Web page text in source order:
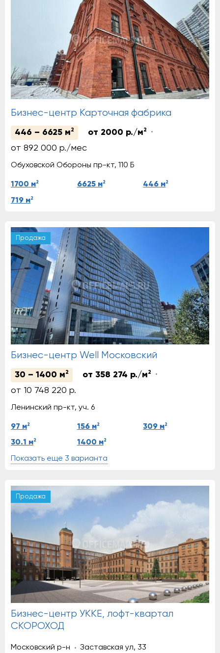
Бизнес-центр Карточная фабрика
446 – 6625 м 2 от 2000 р./м 2
от 892 000 р./мес
Обуховской Обороны пр-кт, 110 Б
1700 м2 6625 м2 446 м2
719 м2
Продажа
Бизнес-центр Well Московский
30 – 1400 м 2 от 358 274 р./м 2
от 10 748 220 р.
Ленинский пр-кт, уч. 6
97 м2 156 м2 309 м2
30.1 м2 1400 м2
Показать еще 3 варианта
Продажа
Бизнес-центр УККЕ, лофт-квартал
СКОРОХОД
Московский р-н
Заставская ул, 33